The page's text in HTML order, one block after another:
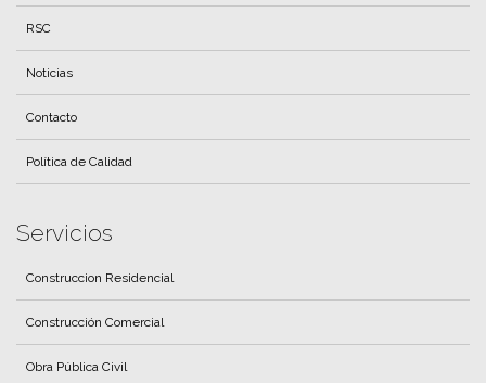
RSC
Noticias
Contacto
Política de Calidad
Servicios
Construccion Residencial
Construcción Comercial
Obra Pública Civil